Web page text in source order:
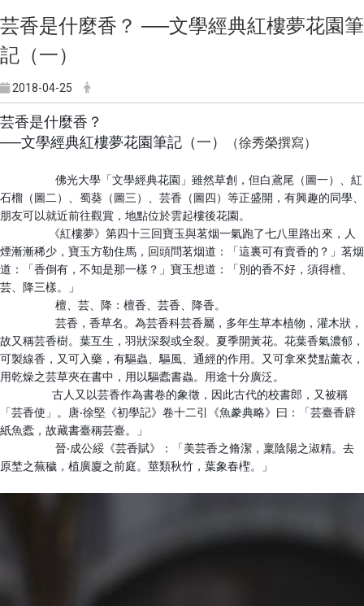
芸香是什麼香？ ──文學經典紅樓夢花園筆
記（一）
2018-04-25
芸香是什麼香？
──文學經典紅樓夢花園筆記（一）
（徐秀榮撰寫）
佛光大學「文學經典花園」雖然草創，但白鳶尾（圖一）、紅
石榴（圖二）、蜀葵（圖三）、芸香（圖四）等正盛開，有興趣的同學、
朋友可以就近前往觀賞，地點位於雲起樓後花園。
《紅樓夢》第四十三回寶玉與茗烟一氣跑了七八里路出來，人
煙漸漸稀少，寶玉方勒住馬，回頭問茗烟道：「這裏可有賣香的？」茗烟
道：「香倒有，不知是那一樣？」寶玉想道：「別的香不好，須得檀、
芸、降三樣。」
檀、芸、降：檀香、芸香、降香。
芸香，香草名。為芸香科芸香屬，多年生草本植物，灌木狀，
故又稱芸香樹。葉互生，羽狀深裂或全裂。夏季開黃花。花葉香氣濃郁，
可製線香，又可入藥，有驅蟲、驅風、通經的作用。又可拿來焚點薰衣，
用乾燥之芸草夾在書中，用以驅蠹書蟲。用途十分廣泛。
古人又以芸香作為書卷的象徵，因此古代的校書郎，又被稱
「芸香使」。唐‧徐堅《初學記》卷十二引《魚豢典略》曰：「芸臺香辟
紙魚蠹，故藏書臺稱芸臺。」
晉‧成公綏《芸香賦》：「美芸香之脩潔，稟陰陽之淑精。去
原埜之蕪穢，植廣廈之前庭。莖類秋竹，葉象春檉。」